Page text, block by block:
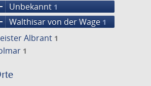
Unbekannt 1
Walthisar von der Wage 1
Albrant 1
1